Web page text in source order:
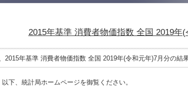
2015年基準 消費者物価指数 全国 2019年
2015年基準 消費者物価指数 全国 2019年(令和元年)7月分の結
以下、統計局ホームページを御覧ください。